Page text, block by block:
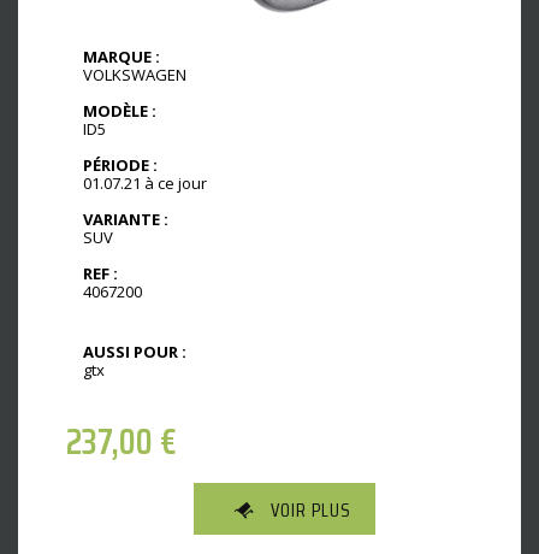
MARQUE :
VOLKSWAGEN
MODÈLE :
ID5
PÉRIODE :
01.07.21 à ce jour
VARIANTE :
SUV
REF :
4067200
AUSSI POUR :
gtx
237,00€
VOIR PLUS